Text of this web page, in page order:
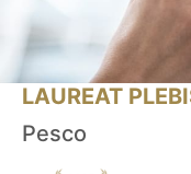
LAUREAT
Pesco